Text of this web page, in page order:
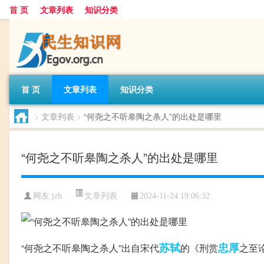
首 页 文章列表 知识分类
首 页 文章列表 知识分类
> 文章列表 > “何尧之不听皋陶之杀人”的出处是哪里
“何尧之不听皋陶之杀人”的出处是哪里
网友:jzh 文章列表 2024-11-24 19:06:32
“何尧之不听皋陶之杀人”出自宋代苏轼的《刑赏忠厚之至